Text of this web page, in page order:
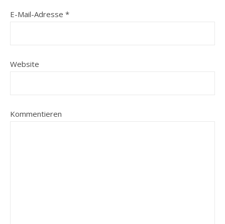
E-Mail-Adresse *
Website
Kommentieren